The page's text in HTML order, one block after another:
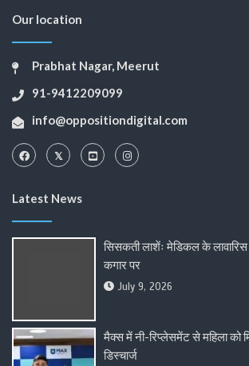
Our location
Prabhat Nagar, Meerut
91-9412209099
info@oppositiondigital.com
Latest News
सिसकती लाशेंः मेडिकल के लावारिस
कगार पर
July 9, 2026
मैक्स में नी-रिप्लेसमेंट से महिला को
डिस्चार्ज